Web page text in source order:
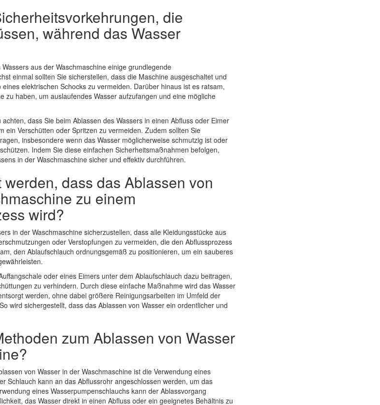
die
während das Wasser
aus der Waschmaschine einige grundlegende
einmal sollten Sie sicherstellen, dass die Maschine ausgeschaltet und
elektrischen Schocks zu vermeiden. Darüber hinaus ist es ratsam,
zu haben, um auslaufendes Wasser aufzufangen und eine mögliche
dass Sie beim Ablassen des Wassers in einen Abfluss oder Eimer
ein Verschütten oder Spritzen zu vermeiden. Zudem sollten Sie
insbesondere wenn das Wasser möglicherweise schmutzig ist oder
Indem Sie diese einfachen Sicherheitsmaßnahmen befolgen,
in der Waschmaschine sicher und effektiv durchführen.
dass das Ablassen von
zu einem
wird?
in der Waschmaschine sicherzustellen, dass alle Kleidungsstücke aus
oder Verstopfungen zu vermeiden, die den Abflussprozess
den Ablaufschlauch ordnungsgemäß zu positionieren, um ein sauberes
oder eines Eimers unter dem Ablaufschlauch dazu beitragen,
zu verhindern. Durch diese einfache Maßnahme wird das Wasser
werden, ohne dabei größere Reinigungsarbeiten im Umfeld der
wird sichergestellt, dass das Ablassen von Wasser ein ordentlicher und
zum Ablassen von Wasser
von Wasser in der Waschmaschine ist die Verwendung eines
Schlauch kann an das Abflussrohr angeschlossen werden, um das
eines Wasserpumpenschlauchs kann der Ablassvorgang
das Wasser direkt in einen Abfluss oder ein geeignetes Behältnis zu